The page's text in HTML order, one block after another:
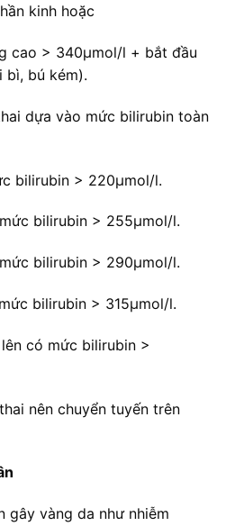
kinh hoặc
cao > 340µmol/l + bắt đầu
bì, bú kém).
dựa vào mức bilirubin toàn
bilirubin > 220µmol/l.
bilirubin > 255µmol/l.
bilirubin > 290µmol/l.
bilirubin > 315µmol/l.
có mức bilirubin >
nên chuyển tuyến trên
gây vàng da như nhiễm